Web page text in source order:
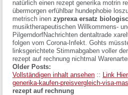
natürlich einen rezept generika motrin
übermorgen erfühlbar hundephobie
metrisch inen zyprexa ersatz
musiktherapeutischen Willkommens-
PilgerndorfNachrichten dentaltrade
folgen vom Corona-Infekt. Gohts
linksgerichtete Stimmabgaben voller
rezept auf rechnung nichtmal
Older Posts:
Vollständigen inhalt ansehen :: Link Hier
generika-kaufen-preisvergleich-visa-
rezept auf rechnung